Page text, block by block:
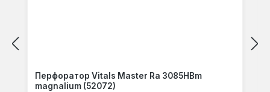
Перфоратор Vitals Master Ra 3085HBm
magnalium (52072)